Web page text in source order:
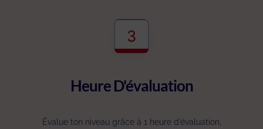
3
Heure D'évaluation
Évalue ton niveau grâce à 1 heure d’évaluation,